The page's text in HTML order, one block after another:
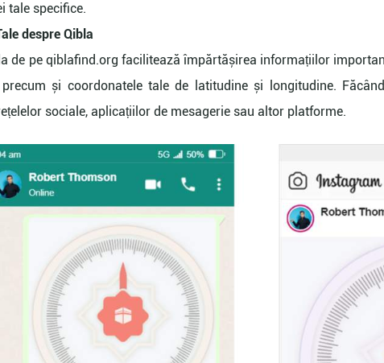
tale specifice.
despre Qibla
de pe qiblafind.org facilitează împărtășirea informațiilor
și coordonatele tale de latitudine și longitudine.
sociale, aplicațiilor de mesagerie sau altor platforme.